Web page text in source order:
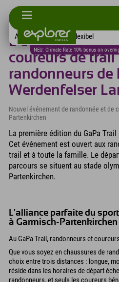
NEU: Climate Rate 10% bonus on
Alle Hotels Flexibel
Explorer Hotels
L'événement
coureurs de trail
randonneurs de
Werdenfelser
Nouvel événement de randonnée et de
Partenkirchen
La première édition du GaPa
Cet événement est ouvert aux
trail et à toute la famille. Le
parcours se situent au stade
Partenkirchen.
L'alliance parfaite du
à Garmisch-Partenkirchen
Au GaPa Trail, randonneurs et
Que vous soyez en chaussures de
choix entre trois distances : longue,
réside dans les horaires de départ
randonneurs, et seuls les coureurs